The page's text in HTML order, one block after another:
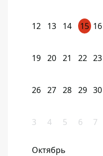
12 13 14 15 16
19 20 21 22 23
26 27 28 29 30
3 4 5 6 7
Октябрь